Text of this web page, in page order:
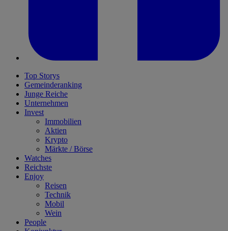
Top Storys
Gemeinderanking
Junge Reiche
Unternehmen
Invest
Immobilien
Aktien
Krypto
Märkte / Börse
Watches
Reichste
Enjoy
Reisen
Technik
Mobil
Wein
People